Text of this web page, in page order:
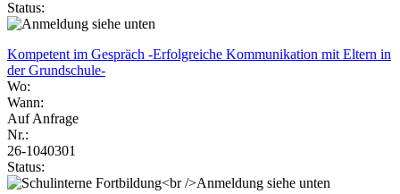
Status:
Kompetent im Gespräch -Erfolgreiche Kommunikation mit Eltern in
der Grundschule-
Wo:
Wann:
Auf Anfrage
Nr.:
26-1040301
Status: